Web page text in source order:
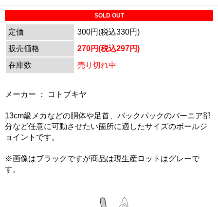
SOLD OUT
定価
300円(税込330円)
販売価格
270円(税込297円)
在庫数
売り切れ中
メーカー ： コトブキヤ
13cm級メカなどの胴体や足首、バックパックのバーニア部
分など任意に可動させたい箇所に適したサイズのボールジ
ョイントです。
※画像はブラックですが商品は現生産ロットはグレーで
す。